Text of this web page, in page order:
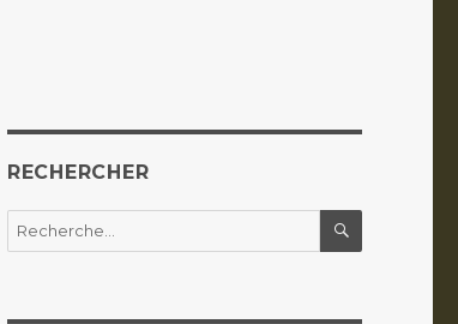
RECHERCHER
Recherche
pour :